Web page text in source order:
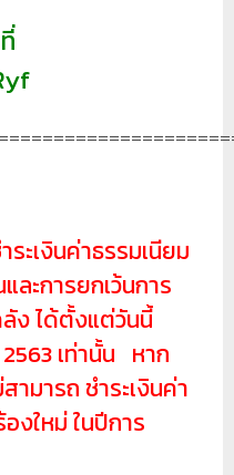
ะเงินค่าธรรมเนียม
ละการยกเว้นการ
ง ได้ตั้งแต่วันนี้
เท่านั้น หาก
ามารถ ชำระเงินค่า
งใหม่ ในปีการ